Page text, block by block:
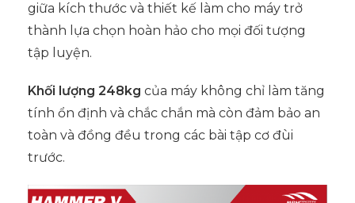
giữa kích thước và thiết kế làm cho máy trở
thành lựa chọn hoàn hảo cho mọi đối tượng
tập luyện.
Khối lượng 248kg của máy không chỉ làm tăng
tính ổn định và chắc chắn mà còn đảm bảo an
toàn và đồng đều trong các bài tập cơ đùi
trước.